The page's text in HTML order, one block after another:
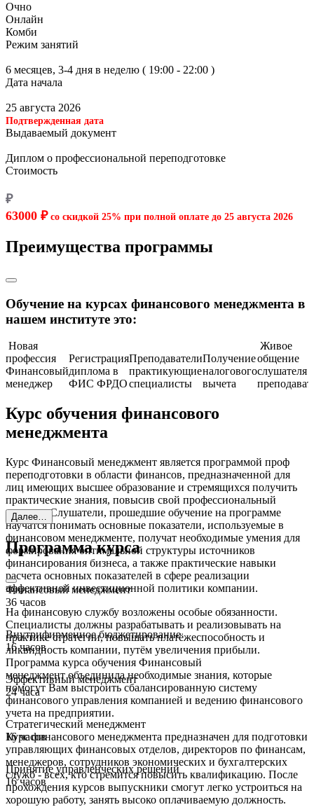
Очно
Онлайн
Комби
Режим занятий
6 месяцев, 3-4 дня в неделю ( 19:00 - 22:00 )
Дата начала
25 августа 2026
Подтвержденная дата
Выдаваемый документ
Диплом о профессиональной переподготовке
Стоимость
₽
63000 ₽ со скидкой 25% при полной оплате до 25 августа 2026
Преимущества программы
Обучение на курсах финансового менеджмента в
нашем институте это:
Новая
профессия
Финансовый
менеджер
Регистрация
диплома в
ФИС ФРДО
Преподаватели
практикующие
специалисты
Получение
налогового
вычета
Живое
общение
слушателя
Курс обучения финансового
менеджмента
Курс Финансовый менеджмент является программой проф
переподготовки в области финансов, предназначенной для
лиц имеющих высшее образование и стремящихся получить
практические знания, повысив свой профессиональный
уровень. Слушатели, прошедшие обучение на программе
научатся понимать основные показатели, используемые в
финансовом менеджменте, получат необходимые умения для
формирования оптимальной структуры источников
финансирования бизнеса, а также практические навыки
расчета основных показателей в сфере реализации
эффективной инвестиционной политики компании.
На финансовую службу возложены особые обязанности.
Специалисты должны разрабатывать и реализовывать на
практике стратегии, повышать платёжеспособность и
ликвидность компании, путём увеличения прибыли.
Программа курса обучения Финансовый
менеджмент объединила необходимые знания, которые
помогут Вам выстроить сбалансированную систему
финансового управления компанией и ведению финансового
учета на предприятии.
Курс финансового менеджмента предназначен для подготовки
управляющих финансовых отделов, директоров по финансам,
менеджеров, сотрудников экономических и бухгалтерских
служб - всех, кто стремится повысить квалификацию. После
прохождения курсов выпускники смогут легко устроиться на
хорошую работу, занять высоко оплачиваемую должность.
Далее…
Программа курса
Финансовый менеджмент
36 часов
Внутрифирменное бюджетирование
16 часов
Эффективный менеджмент
24 часа
Стратегический менеджмент
16 часов
Принятие управленческих решений
16 часов